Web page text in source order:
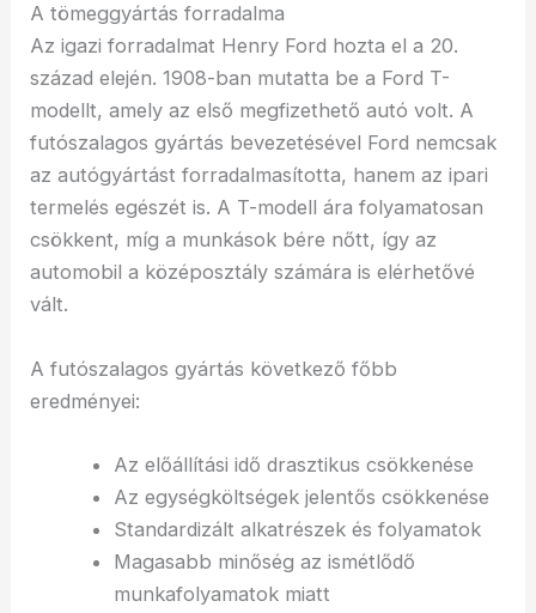
A tömeggyártás forradalma
Az igazi forradalmat Henry Ford hozta el a 20.
század elején. 1908-ban mutatta be a Ford T-
modellt, amely az első megfizethető autó volt. A
futószalagos gyártás bevezetésével Ford nemcsak
az autógyártást forradalmasította, hanem az ipari
termelés egészét is. A T-modell ára folyamatosan
csökkent, míg a munkások bére nőtt, így az
automobil a középosztály számára is elérhetővé
vált.
A futószalagos gyártás következő főbb
eredményei:
Az előállítási idő drasztikus csökkenése
Az egységköltségek jelentős csökkenése
Standardizált alkatrészek és folyamatok
Magasabb minőség az ismétlődő
munkafolyamatok miatt